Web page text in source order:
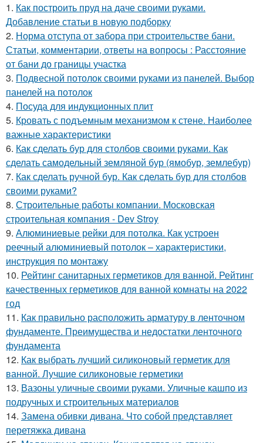
1. Как построить пруд на даче своими руками.
Добавление статьи в новую подборку
2. Норма отступа от забора при строительстве бани.
Статьи, комментарии, ответы на вопросы : Расстояние
от бани до границы участка
3. Подвесной потолок своими руками из панелей. Выбор
панелей на потолок
4. Посуда для индукционных плит
5. Кровать с подъемным механизмом к стене. Наиболее
важные характеристики
6. Как сделать бур для столбов своими руками. Как
сделать самодельный земляной бур (ямобур, землебур)
7. Как сделать ручной бур. Как сделать бур для столбов
своими руками?
8. Строительные работы компании. Московская
строительная компания - Dev Stroy
9. Алюминиевые рейки для потолка. Как устроен
реечный алюминиевый потолок – характеристики,
инструкция по монтажу
10. Рейтинг санитарных герметиков для ванной. Рейтинг
качественных герметиков для ванной комнаты на 2022
год
11. Как правильно расположить арматуру в ленточном
фундаменте. Преимущества и недостатки ленточного
фундамента
12. Как выбрать лучший силиконовый герметик для
ванной. Лучшие силиконовые герметики
13. Вазоны уличные своими руками. Уличные кашпо из
подручных и строительных материалов
14. Замена обивки дивана. Что собой представляет
перетяжка дивана